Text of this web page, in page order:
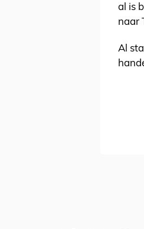
al is
naar
Al